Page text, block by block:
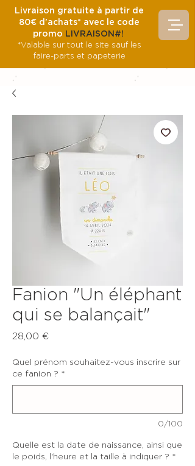
Livraison gratuite à partir de
80€ d'achats* avec le code
promo LIVRAISON#!
*Valable sur tout le site sauf les
faire-parts et papeterie
Fanion "Un éléphant
qui se balançait"
28,00 €Prix
Quel prénom souhaitez-vous inscrire sur
ce fanion ? *
0/100
Quelle est la date de naissance, ainsi que
le poids, l'heure et la taille à indiquer ? *